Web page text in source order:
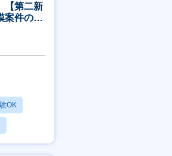
【第二新
案件のマ
研修充
OK